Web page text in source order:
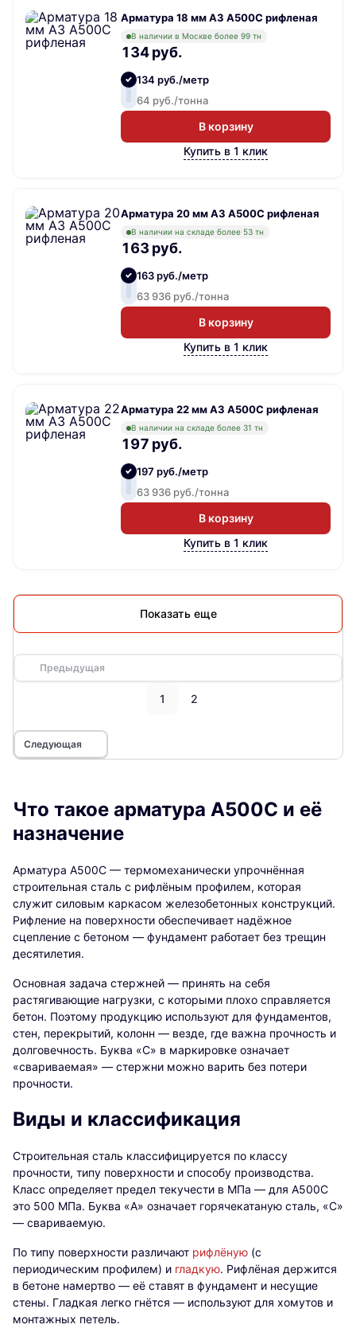
Арматура 18 мм А3 А500С рифленая
В наличии в Москве более 99 тн
134 руб.
134 руб./метр
64 руб./тонна
В корзину
Купить в 1 клик
Арматура 20 мм А3 А500С рифленая
В наличии на складе более 53 тн
163 руб.
163 руб./метр
63 936 руб./тонна
В корзину
Купить в 1 клик
Арматура 22 мм А3 А500С рифленая
В наличии на складе более 31 тн
197 руб.
197 руб./метр
63 936 руб./тонна
В корзину
Купить в 1 клик
Показать еще
Предыдущая
1 2
Следующая
Что такое арматура А500С и её
назначение
Арматура А500С — термомеханически упрочнённая
строительная сталь с рифлёным профилем, которая
служит силовым каркасом железобетонных конструкций.
Рифление на поверхности обеспечивает надёжное
сцепление с бетоном — фундамент работает без трещин
десятилетия.
Основная задача стержней — принять на себя
растягивающие нагрузки, с которыми плохо справляется
бетон. Поэтому продукцию используют для фундаментов,
стен, перекрытий, колонн — везде, где важна прочность и
долговечность. Буква «С» в маркировке означает
«свариваемая» — стержни можно варить без потери
прочности.
Виды и классификация
Строительная сталь классифицируется по классу
прочности, типу поверхности и способу производства.
Класс определяет предел текучести в МПа — для А500С
это 500 МПа. Буква «А» означает горячекатаную сталь, «С»
— свариваемую.
По типу поверхности различают рифлёную (с
периодическим профилем) и гладкую. Рифлёная держится
в бетоне намертво — её ставят в фундамент и несущие
стены. Гладкая легко гнётся — используют для хомутов и
монтажных петель.